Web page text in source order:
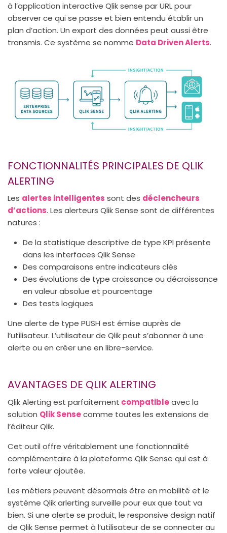
à l’application interactive Qlik sense par URL pour
observer ce qui se passe et bien entendu établir un
plan d’action. Un export des données peut aussi être
transmis. Ce système se nomme Data Driven Alerts.
FONCTIONNALITÉS PRINCIPALES DE QLIK
ALERTING
Les alertes intelligentes sont des déclencheurs
d’actions. Les alerteurs Qlik Sense sont de différentes
natures :
De la statistique descriptive de type KPI présente
dans les interfaces Qlik Sense
Des comparaisons entre indicateurs clés
Des évolutions de type croissance ou décroissance
en valeur absolue et pourcentage
Des tests logiques
Une alerte de type PUSH est émise auprès de
l’utilisateur. L’utilisateur de Qlik peut s’abonner à une
alerte ou en créer une en libre-service.
AVANTAGES DE QLIK ALERTING
Qlik Alerting est parfaitement compatibleavec la
solution Qlik Sensecomme toutes les extensions de
l’éditeur Qlik.
Cet outil offre véritablement une fonctionnalité
complémentaire à la plateforme Qlik Sense qui est à
forte valeur ajoutée.
Les métiers peuvent désormais être en mobilité et le
système Qlik arlerting surveille pour eux que tout va
bien. Si une alerte se produit, le responsive design natif
de Qlik Sense permet à l’utilisateur de se connecter au